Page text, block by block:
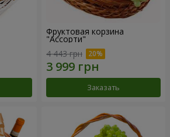
Фруктовая корзина
"Ассорти"
4 443 грн
Заказать